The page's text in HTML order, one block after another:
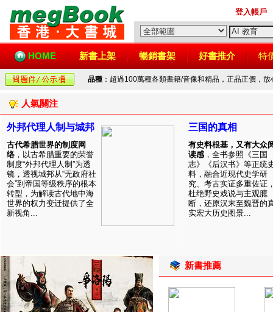
登入帳戶
HOME 新書上架 暢銷書架 好書推介 特
品種 ：超過100萬種各類書籍/音像和精品，正品正價，
人氣關注
外邦代理人制与城邦
古代希腊世界的制度网
络 ，以古希腊重要的荣誉
制度“外邦代理人制”为透
镜，透视城邦从“无政府社
会”到帝国等级秩序的根本
转型，为解读古代地中海
世界的权力变迁提供了全
新视角...
三国的真相
有史料根基，又有大众
读感 ，全书参照《三国
志》《后汉书》等正统
料，融合近现代史学研
究、考古实证多重佐证
杜绝野史戏说与主观臆
断，还原汉末至魏晋的
实宏大历史图景...
新書推薦